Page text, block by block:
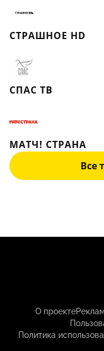
СТРАШНОЕ HD
СПАС ТВ
МАТЧ! СТРАНА
Все
О проекте
Политика